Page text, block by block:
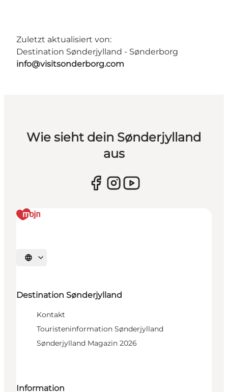
Zuletzt aktualisiert von:
Destination Sønderjylland - Sønderborg
info@visitsonderborg.com
Wie sieht dein Sønderjylland
aus
Sprache auswählen
Destination Sønderjylland
Kontakt
Touristeninformation Sønderjylland
Sønderjylland Magazin 2026
Information